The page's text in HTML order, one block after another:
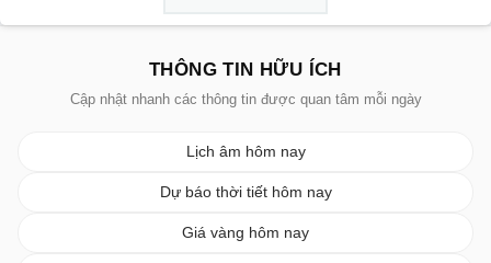
THÔNG TIN HỮU ÍCH
Cập nhật nhanh các thông tin được quan tâm mỗi ngày
Lịch âm hôm nay
Dự báo thời tiết hôm nay
Giá vàng hôm nay